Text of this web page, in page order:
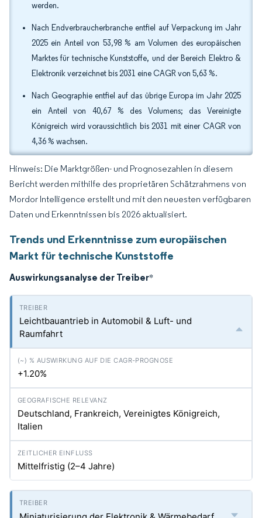
werden.
Nach Endverbraucherbranche entfiel auf Verpackung im Jahr
2025 ein Anteil von 53,98 % am Volumen des europäischen
Marktes für technische Kunststoffe, und der Bereich Elektro &
Elektronik verzeichnet bis 2031 eine CAGR von 5,63 %.
Nach Geographie entfiel auf das übrige Europa im Jahr 2025
ein Anteil von 40,67 % des Volumens; das Vereinigte
Königreich wird voraussichtlich bis 2031 mit einer CAGR von
4,36 % wachsen.
Hinweis: Die Marktgrößen- und Prognosezahlen in diesem
Bericht werden mithilfe des proprietären Schätzrahmens von
Mordor Intelligence erstellt und mit den neuesten verfügbaren
Daten und Erkenntnissen bis 2026 aktualisiert.
Trends und Erkenntnisse zum europäischen
Markt für technische Kunststoffe
Auswirkungsanalyse der Treiber*
Leichtbauantrieb in Automobil & Luft- und
Raumfahrt
+1.20%
Deutschland, Frankreich, Vereinigtes Königreich,
Italien
Mittelfristig (2–4 Jahre)